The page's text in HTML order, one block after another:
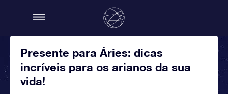
Presente para Áries: dicas
incríveis para os arianos da sua
vida!